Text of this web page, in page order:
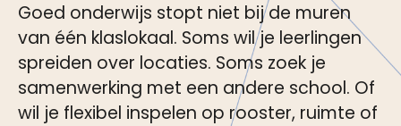
Goed onderwijs stopt niet bij de muren
van één klaslokaal. Soms wil je leerlingen
spreiden over locaties. Soms zoek je
samenwerking met een andere school. Of
wil je flexibel inspelen op rooster, ruimte of